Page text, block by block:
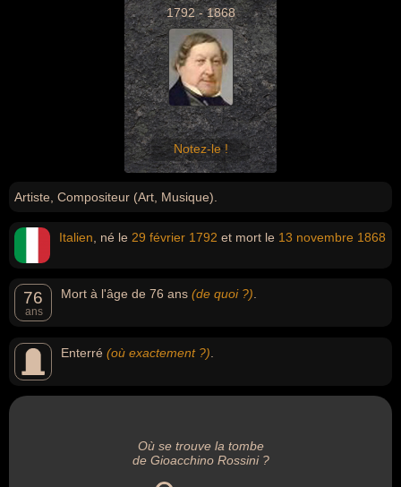
1792 - 1868
Notez-le !
Artiste, Compositeur (Art, Musique).
Italien , né le 29 février 1792 et mort le 13 novembre 1868
76
ans
Mort à l'âge de 76 ans (de quoi ?)
Enterré (où exactement ?)
Où se trouve la tombe
de Gioacchino Rossini ?